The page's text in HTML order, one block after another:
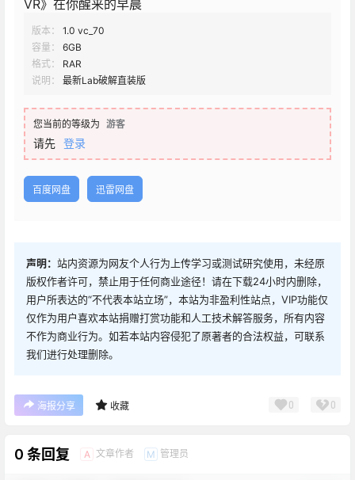
VR》在你醒来的早晨
版本：
1.0 vc_70
容量：
6GB
格式：
RAR
说明：
最新Lab破解直装版
您当前的等级为 游客
请先 登录
百度网盘 迅雷网盘
声明： 站内资源为网友个人行为上传学习或测试研究使用，未经原
版权作者许可，禁止用于任何商业途径！请在下载24小时内删除，
用户所表达的“不代表本站立场”，本站为非盈利性站点，VIP功能仅
仅作为用户喜欢本站捐赠打赏功能和人工技术解答服务，所有内容
不作为商业行为。如若本站内容侵犯了原著者的合法权益，可联系
我们进行处理删除。
海报分享 收藏 0 0
0 条回复 A 文章作者 M 管理员